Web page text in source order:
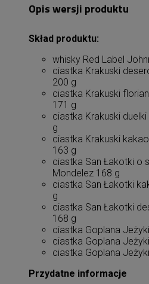
Opis wersji produktu
Skład produktu:
whisky Red Label
ciastka Krakuski
200 g
ciastka Krakuski
171 g
ciastka Krakuski
g
ciastka Krakuski
163 g
ciastka San Łakotki o
Mondelez 168 g
ciastka San Łakotki
g
ciastka San Łakotki
168 g
ciastka Goplana
ciastka Goplana
ciastka Goplana
Przydatne informacje